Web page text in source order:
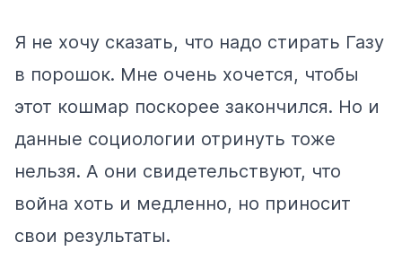
Я не хочу сказать, что надо стирать Газу
в порошок. Мне очень хочется, чтобы
этот кошмар поскорее закончился. Но и
данные социологии отринуть тоже
нельзя. А они свидетельствуют, что
война хоть и медленно, но приносит
свои результаты.